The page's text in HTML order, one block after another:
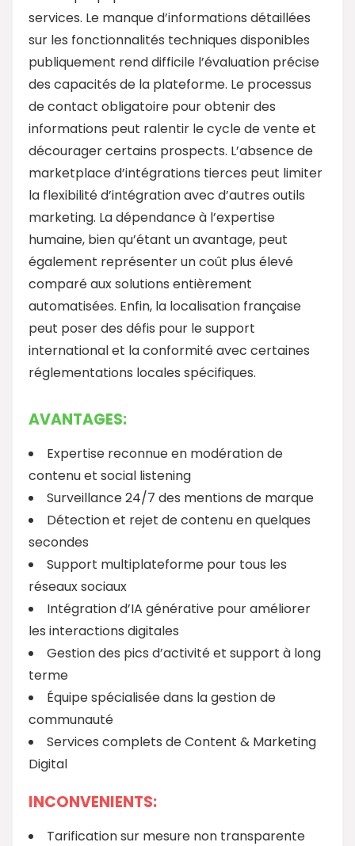
services. Le manque d’informations détaillées
sur les fonctionnalités techniques disponibles
publiquement rend difficile l’évaluation précise
des capacités de la plateforme. Le processus
de contact obligatoire pour obtenir des
informations peut ralentir le cycle de vente et
décourager certains prospects. L’absence de
marketplace d’intégrations tierces peut limiter
la flexibilité d’intégration avec d’autres outils
marketing. La dépendance à l’expertise
humaine, bien qu’étant un avantage, peut
également représenter un coût plus élevé
comparé aux solutions entièrement
automatisées. Enfin, la localisation française
peut poser des défis pour le support
international et la conformité avec certaines
réglementations locales spécifiques.
AVANTAGES:
Expertise reconnue en modération de
contenu et social listening
Surveillance 24/7 des mentions de marque
Détection et rejet de contenu en quelques
secondes
Support multiplateforme pour tous les
réseaux sociaux
Intégration d’IA générative pour améliorer
les interactions digitales
Gestion des pics d’activité et support à long
terme
Équipe spécialisée dans la gestion de
communauté
Services complets de Content & Marketing
Digital
INCONVENIENTS:
Tarification sur mesure non transparente